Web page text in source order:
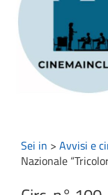
Sei in > Avvisi e
Nazionale